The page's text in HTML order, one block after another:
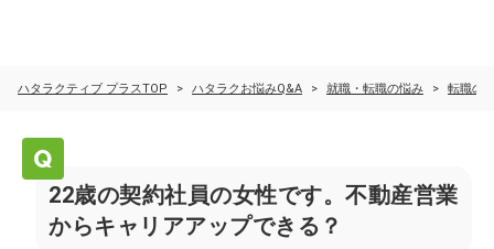
ハタラクティブ プラスTOP ハタラクお悩みQ&A 就職・転職の悩み 転職の
22歳の契約社員の女性です。不動産営業
からキャリアアップできる？